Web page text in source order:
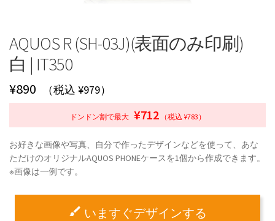
AQUOS R (SH-03J)(表面のみ印刷)
白 | IT350
¥890 （税込 ¥979）
ドンドン割で最大 ¥712 （税込 ¥783）
お好きな画像や写真、自分で作ったデザインなどを使って、あな
ただけのオリジナルAQUOS PHONEケースを1個から作成できます。
※画像は一例です。
いますぐデザインする